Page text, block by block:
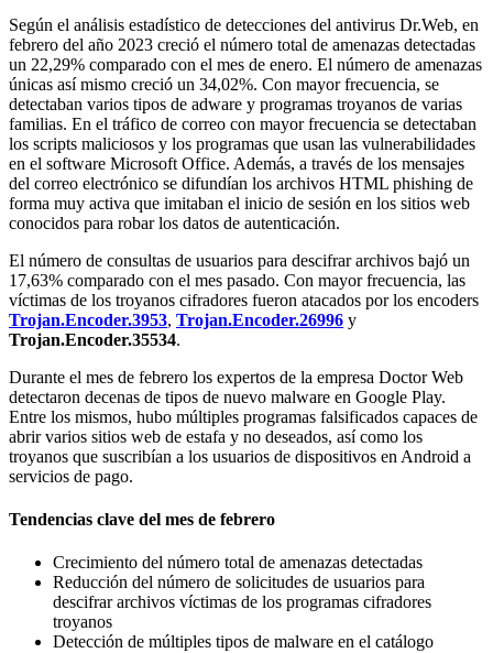
Según el análisis estadístico de detecciones del antivirus Dr.Web, en
febrero del año 2023 creció el número total de amenazas detectadas
un 22,29% comparado con el mes de enero. El número de amenazas
únicas así mismo creció un 34,02%. Con mayor frecuencia, se
detectaban varios tipos de adware y programas troyanos de varias
familias. En el tráfico de correo con mayor frecuencia se detectaban
los scripts maliciosos y los programas que usan las vulnerabilidades
en el software Microsoft Office. Además, a través de los mensajes
del correo electrónico se difundían los archivos HTML phishing de
forma muy activa que imitaban el inicio de sesión en los sitios web
conocidos para robar los datos de autenticación.
El número de consultas de usuarios para descifrar archivos bajó un
17,63% comparado con el mes pasado. Con mayor frecuencia, las
víctimas de los troyanos cifradores fueron atacados por los encoders
Trojan.Encoder.3953, Trojan.Encoder.26996 y
Trojan.Encoder.35534.
Durante el mes de febrero los expertos de la empresa Doctor Web
detectaron decenas de tipos de nuevo malware en Google Play.
Entre los mismos, hubo múltiples programas falsificados capaces de
abrir varios sitios web de estafa y no deseados, así como los
troyanos que suscribían a los usuarios de dispositivos en Android a
servicios de pago.
Tendencias clave del mes de febrero
Crecimiento del número total de amenazas detectadas
Reducción del número de solicitudes de usuarios para
descifrar archivos víctimas de los programas cifradores
troyanos
Detección de múltiples tipos de malware en el catálogo